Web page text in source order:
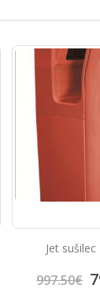
Stainless
278.25€